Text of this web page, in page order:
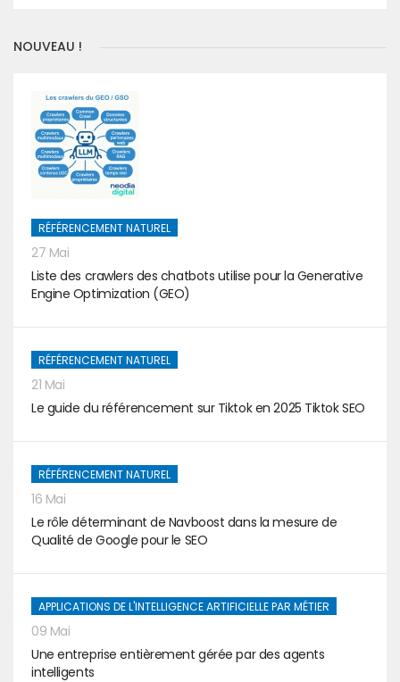
NOUVEAU !
RÉFÉRENCEMENT NATUREL
27 Mai
Liste des crawlers des chatbots utilise pour la Generative
Engine Optimization (GEO)
RÉFÉRENCEMENT NATUREL
21 Mai
Le guide du référencement sur Tiktok en 2025 Tiktok SEO
RÉFÉRENCEMENT NATUREL
16 Mai
Le rôle déterminant de Navboost dans la mesure de
Qualité de Google pour le SEO
APPLICATIONS DE L'INTELLIGENCE ARTIFICIELLE PAR MÉTIER
09 Mai
Une entreprise entièrement gérée par des agents
intelligents